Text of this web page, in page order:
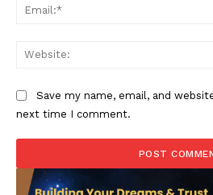
Save my name, email, and
next time I comment.